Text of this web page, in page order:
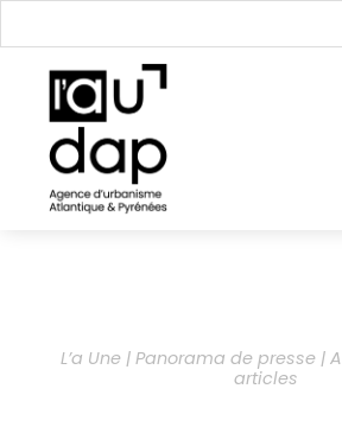
L’a Une | Panorama de presse |
articles